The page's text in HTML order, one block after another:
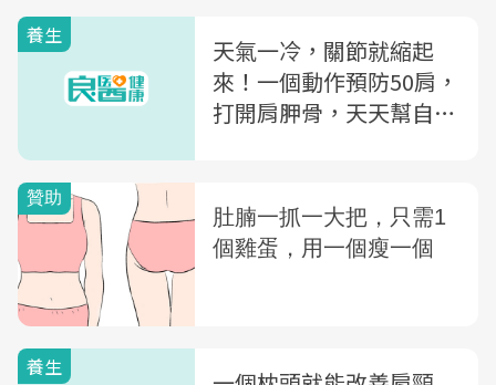
養生
天氣一冷，關節就縮起
來！一個動作預防50肩，
打開肩胛骨，天天幫自己
養生